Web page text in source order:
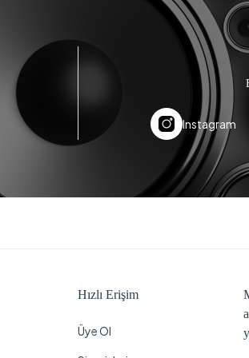
Instagram
Hızlı Erişim
Üye Ol